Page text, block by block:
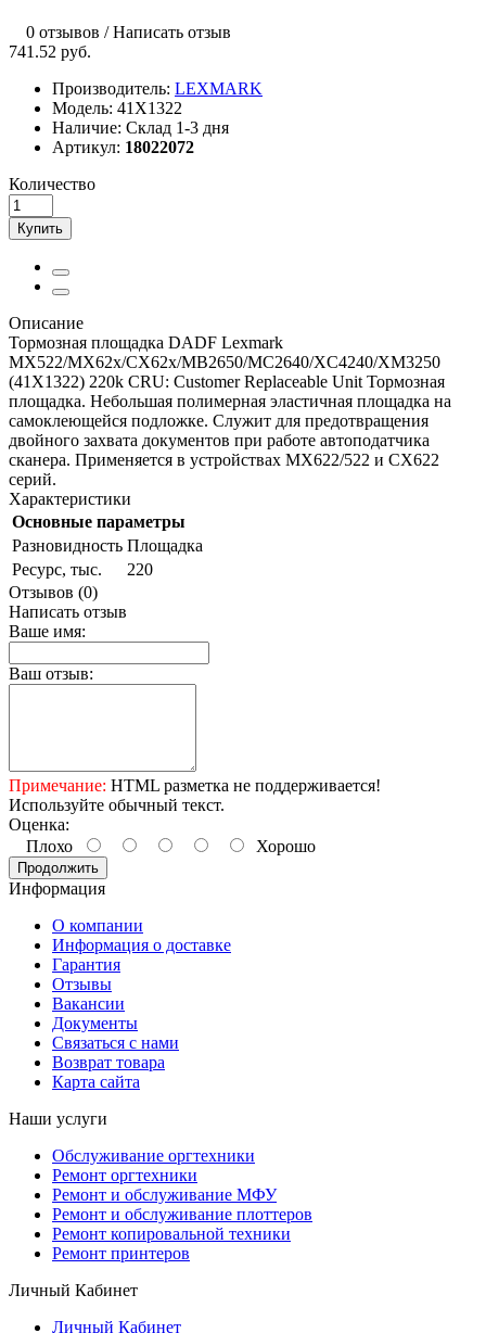
0 отзывов /Написать отзыв
741.52 руб.
Производитель: LEXMARK
Модель: 41X1322
Наличие: Склад 1-3 дня
Артикул: 18022072
Количество
Купить
Описание
Тормозная площадка DADF Lexmark
MX522/MX62x/CX62x/MB2650/MC2640/XC4240/XM3250
(41X1322) 220k CRU: Customer Replaceable Unit Тормозная
площадка. Небольшая полимерная эластичная площадка на
самоклеющейся подложке. Служит для предотвращения
двойного захвата документов при работе автоподатчика
сканера. Применяется в устройствах MX622/522 и CX622
серий.
Характеристики
Основные параметры
Разновидность Площадка
Ресурс, тыс.
220
Отзывов (0)
Написать отзыв
Ваше имя:
Ваш отзыв:
Примечание: HTML разметка не поддерживается!
Используйте обычный текст.
Оценка:
Плохо
Хорошо
Продолжить
Информация
О компании
Информация о доставке
Гарантия
Отзывы
Вакансии
Документы
Связаться с нами
Возврат товара
Карта сайта
Наши услуги
Обслуживание оргтехники
Ремонт оргтехники
Ремонт и обслуживание МФУ
Ремонт и обслуживание плоттеров
Ремонт копировальной техники
Ремонт принтеров
Личный Кабинет
Личный Кабинет